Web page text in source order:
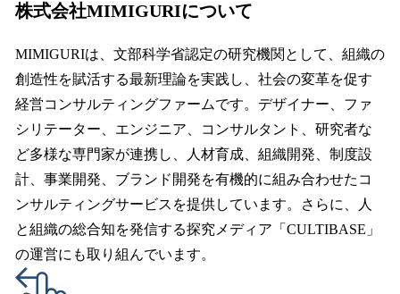
株式会社MIMIGURIについて
MIMIGURIは、文部科学省認定の研究機関として、組織の
創造性を賦活する最新理論を実践し、社会の変革を促す
経営コンサルティングファームです。デザイナー、ファ
シリテーター、エンジニア、コンサルタント、研究者な
ど多様な専門家が連携し、人材育成、組織開発、制度設
計、事業開発、ブランド開発を有機的に組み合わせたコ
ンサルティングサービスを提供しています。さらに、人
と組織の総合知を発信する探究メディア「CULTIBASE」
の運営にも取り組んでいます。